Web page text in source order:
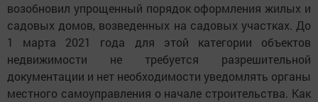
возобновил упрощенный порядок оформления жилых и
садовых домов, возведенных на садовых участках. До
1 марта 2021 года для этой категории объектов
недвижимости не требуется разрешительной
документации и нет необходимости уведомлять органы
местного самоуправления о начале строительства. Как